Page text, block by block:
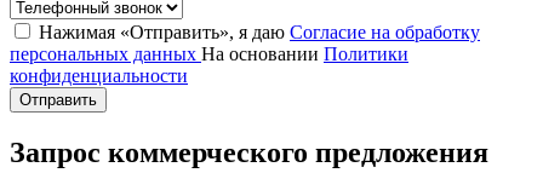
Нажимая «Отправить», я даю Согласие на обработку
персональных данных На основании Политики
конфиденциальности
Отправить
Запрос коммерческого предложения